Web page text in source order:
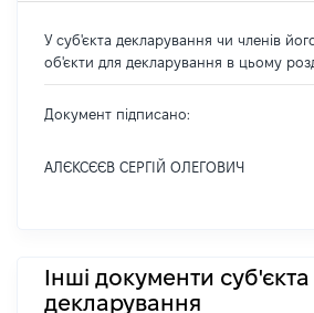
У суб'єкта декларування чи членів його
об'єкти для декларування в цьому
Документ підписано:
АЛЄКСЄЄВ СЕРГІЙ ОЛЕГОВИЧ
Інші документи суб'єкта
декларування